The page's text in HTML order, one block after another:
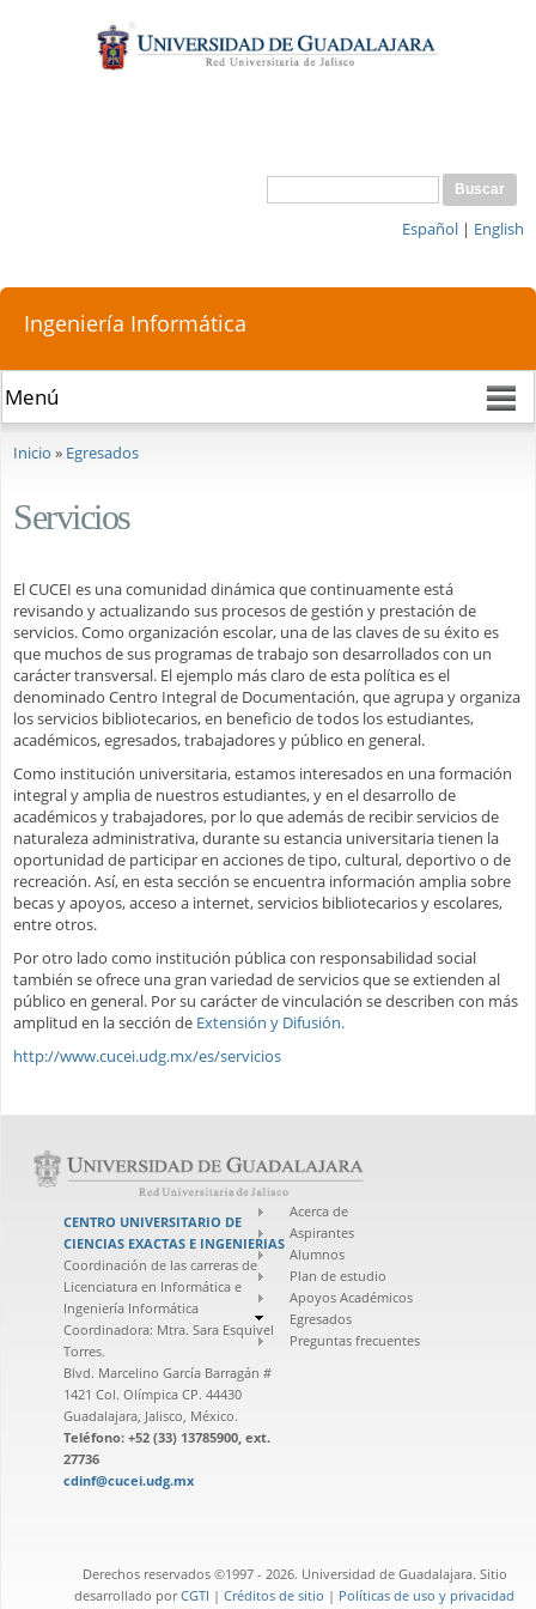
contenido
principal
Formulario de búsqueda
Buscar
Español | English
Ingeniería Informática
Inicio » Egresados
Servicios
El CUCEI es una comunidad dinámica que continuamente está
revisando y actualizando sus procesos de gestión y prestación de
servicios. Como organización escolar, una de las claves de su éxito es
que muchos de sus programas de trabajo son desarrollados con un
carácter transversal. El ejemplo más claro de esta política es el
denominado Centro Integral de Documentación, que agrupa y organiza
los servicios bibliotecarios, en beneficio de todos los estudiantes,
académicos, egresados, trabajadores y público en general.
Como institución universitaria, estamos interesados en una formación
integral y amplia de nuestros estudiantes, y en el desarrollo de
académicos y trabajadores, por lo que además de recibir servicios de
naturaleza administrativa, durante su estancia universitaria tienen la
oportunidad de participar en acciones de tipo, cultural, deportivo o de
recreación. Así, en esta sección se encuentra información amplia sobre
becas y apoyos, acceso a internet, servicios bibliotecarios y escolares,
entre otros.
Por otro lado como institución pública con responsabilidad social
también se ofrece una gran variedad de servicios que se extienden al
público en general. Por su carácter de vinculación se describen con más
amplitud en la sección de Extensión y Difusión.
http://www.cucei.udg.mx/es/servicios
CENTRO UNIVERSITARIO DE
CIENCIAS EXACTAS E INGENIERIAS
Coordinación de las carreras de
Licenciatura en Informática e
Ingeniería Informática
Coordinadora: Mtra. Sara Esquivel
Torres.
Blvd. Marcelino García Barragán #
1421 Col. Olímpica CP. 44430
Guadalajara, Jalisco, México.
Teléfono: +52 (33) 13785900, ext.
27736
cdinf@cucei.udg.mx
Acerca de
Aspirantes
Alumnos
Plan de estudio
Apoyos Académicos
Egresados
Preguntas frecuentes
Derechos reservados ©1997 - 2026. Universidad de Guadalajara. Sitio
desarrollado porCGTI | Créditos de sitio | Políticas de uso y privacidad